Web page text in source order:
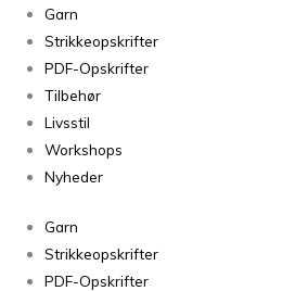
Garn
Strikkeopskrifter
PDF-Opskrifter
Tilbehør
Livsstil
Workshops
Nyheder
Garn
Strikkeopskrifter
PDF-Opskrifter